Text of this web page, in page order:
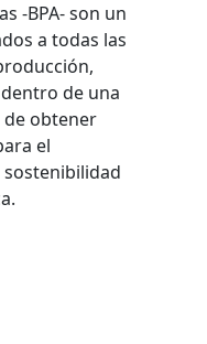
-BPA- son un
a todas las
de una
obtener
el